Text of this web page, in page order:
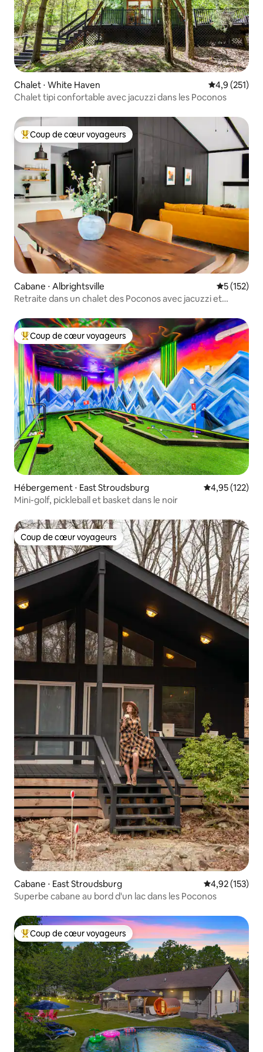
Chalet ⋅ White Haven Évaluation
4,9 (251)
Chalet tipi confortable avec jacuzzi dans les Poconos
Coups de cœur voyageurs les plus appréciés
Coup de cœur voyageurs
Cabane ⋅ Albrightsville Évaluation
5 (152)
Retraite dans un chalet des Poconos avec jacuzzi et
Coups de cœur voyageurs les plus appréciés
Coup de cœur voyageurs
Hébergement ⋅ East Stroudsburg Évaluation
4,95 (122)
Mini-golf, pickleball et basket dans le noir
Coup de cœur voyageurs
Coup de cœur voyageurs
Cabane ⋅ East Stroudsburg Évaluation
4,92 (153)
Superbe cabane au bord d'un lac dans les Poconos
Coups de cœur voyageurs les plus appréciés
Coup de cœur voyageurs